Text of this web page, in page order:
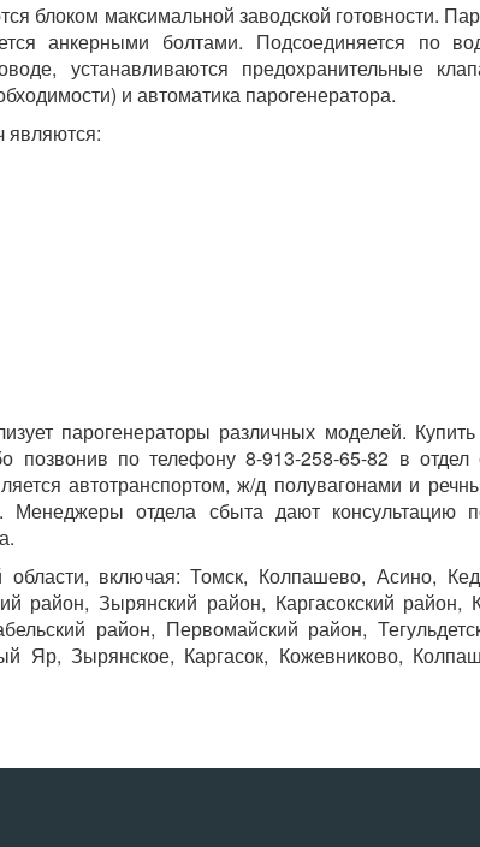
блоком максимальной заводской готовности.
анкерными болтами. Подсоединяется по
устанавливаются предохранительные
и автоматика парогенератора.
являются:
парогенераторы различных моделей.
позвонив по телефону 8-913-258-65-82 в отдел
автотранспортом, ж/д полувагонами и
Менеджеры отдела сбыта дают консультацию
включая: Томск, Колпашево, Асино,
район, Зырянский район, Каргасокский
район, Первомайский район,
Яр, Зырянское, Каргасок, Кожевниково,